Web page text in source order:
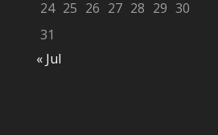
24 25 26 27 28 29 30
31
« Jul